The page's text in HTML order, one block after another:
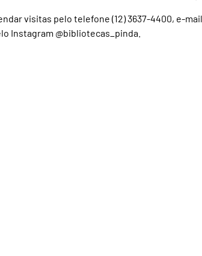
visitas pelo telefone (12) 3637-4400, e-mail
Instagram @bibliotecas_pinda.